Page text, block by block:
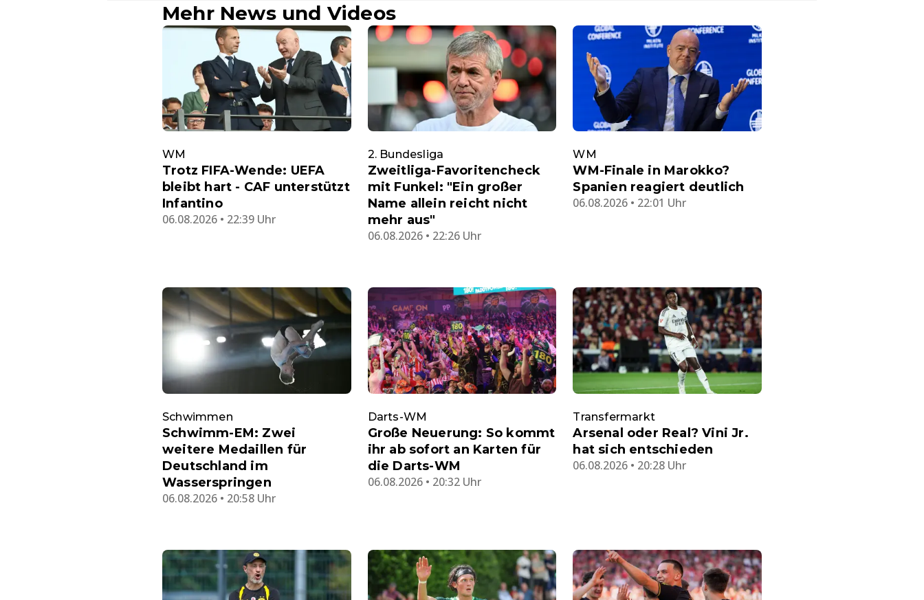
Mehr News und Videos
WM
Trotz FIFA-Wende: UEFA
bleibt hart - CAF unterstützt
Infantino
06.08.2026 • 22:39 Uhr
2. Bundesliga
Zweitliga-Favoritencheck
mit Funkel: "Ein großer
Name allein reicht nicht
mehr aus"
06.08.2026 • 22:26 Uhr
WM
WM-Finale in Marokko?
Spanien reagiert deutlich
06.08.2026 • 22:01 Uhr
Schwimmen
Schwimm-EM: Zwei
weitere Medaillen für
Deutschland im
Wasserspringen
06.08.2026 • 20:58 Uhr
Darts-WM
Große Neuerung: So kommt
ihr ab sofort an Karten für
die Darts-WM
06.08.2026 • 20:32 Uhr
Transfermarkt
Arsenal oder Real? Vini Jr.
hat sich entschieden
06.08.2026 • 20:28 Uhr